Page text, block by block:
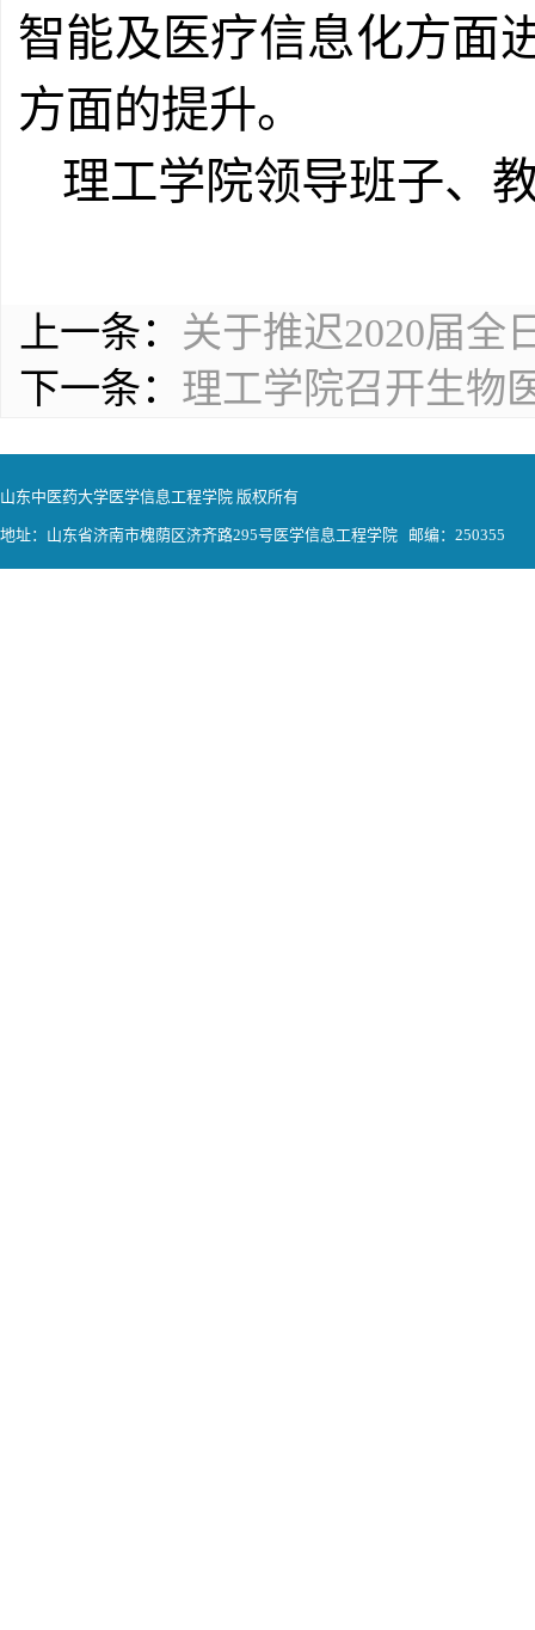
智能及医疗信息化方面
方面的提升。
理工学院领导班子、
上一条： 关于推迟2020届全
下一条： 理工学院召开生物
山东中医药大学医学信息工程学院 版权所有
地址：山东省济南市槐荫区济齐路295号医学信息工程学院 邮编：250355